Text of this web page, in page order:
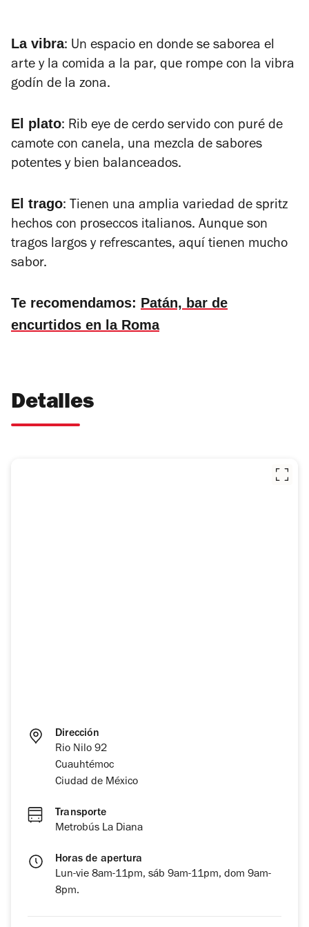
La vibra: Un espacio en donde se saborea el
arte y la comida a la par, que rompe con la vibra
godín de la zona.
El plato: Rib eye de cerdo servido con puré de
camote con canela, una mezcla de sabores
potentes y bien balanceados.
El trago: Tienen una amplia variedad de spritz
hechos con proseccos italianos. Aunque son
tragos largos y refrescantes, aquí tienen mucho
sabor.
Te recomendamos: Patán, bar de
encurtidos en la Roma
Detalles
Dirección
Rio Nilo 92
Cuauhtémoc
Ciudad de México
Transporte
Metrobús La Diana
Horas de apertura
Lun-vie 8am-11pm, sáb 9am-11pm, dom 9am-
8pm.